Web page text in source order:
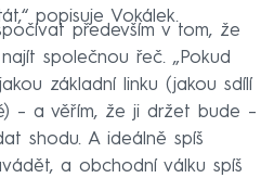
popisuje Vokálek.
především v tom, že
společnou řeč. „Pokud
základní linku (jakou sdílí
– a věřím, že ji držet bude –
shodu. A ideálně spíš
a obchodní válku spíš